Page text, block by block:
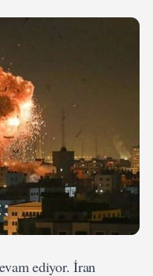
ediyor. İran